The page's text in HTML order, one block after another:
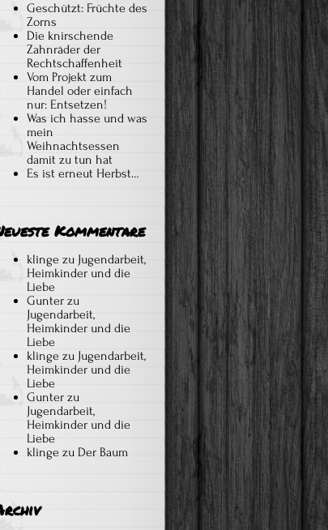
Geschützt: Früchte des
Zorns
Die knirschende
Zahnräder der
Rechtschaffenheit
Vom Projekt zum
Handel oder einfach
nur: Entsetzen!
Was ich hasse und was
mein
Weihnachtsessen
damit zu tun hat
Es ist erneut Herbst…
Kommentare
klinge zu Jugendarbeit,
Heimkinder und die
Liebe
Gunter zu
Jugendarbeit,
Heimkinder und die
Liebe
klinge zu Jugendarbeit,
Heimkinder und die
Liebe
Gunter zu
Jugendarbeit,
Heimkinder und die
Liebe
klinge zu Der Baum